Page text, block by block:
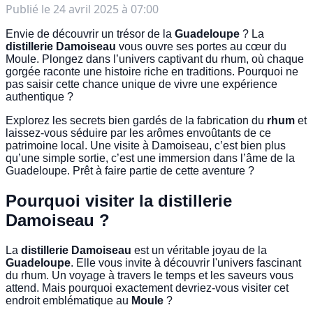
Publié le 24 avril 2025 à 07:00
Envie de découvrir un trésor de la Guadeloupe ? La
distillerie Damoiseau vous ouvre ses portes au cœur du
Moule. Plongez dans l’univers captivant du rhum, où chaque
gorgée raconte une histoire riche en traditions. Pourquoi ne
pas saisir cette chance unique de vivre une expérience
authentique ?
Explorez les secrets bien gardés de la fabrication du rhum et
laissez-vous séduire par les arômes envoûtants de ce
patrimoine local. Une visite à Damoiseau, c’est bien plus
qu’une simple sortie, c’est une immersion dans l’âme de la
Guadeloupe. Prêt à faire partie de cette aventure ?
Pourquoi visiter la distillerie
Damoiseau ?
La distillerie Damoiseau est un véritable joyau de la
Guadeloupe. Elle vous invite à découvrir l'univers fascinant
du rhum. Un voyage à travers le temps et les saveurs vous
attend. Mais pourquoi exactement devriez-vous visiter cet
endroit emblématique au Moule ?